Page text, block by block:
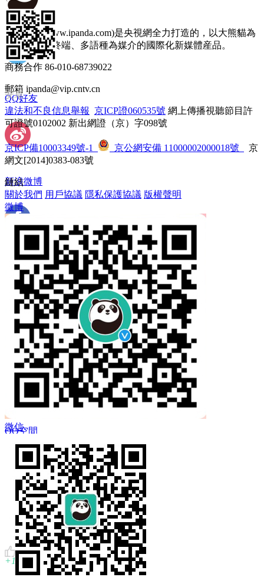
微信朋友
QQ好友
新浪微博
Facebook
Twitter
QQ空間
複製鏈結
+1
安卓
熊貓頻道(www.ipanda.com)是央視網全力打造的，以大熊貓為
主題，以多終端、多語種為媒介的國際化新媒體産品。
商務合作 86-010-68739022
郵箱 ipanda@vip.cntv.cn
違法和不良信息舉報 京ICP證060535號 網上傳播視聽節目許
可證號0102002 新出網證（京）字098號
京ICP備10003349號-1 京公網安備 11000002000018號
京
網文[2014]0383-083號
鏈結
關於我們 用戶協議 隱私保護協議 版權聲明
微博
微信